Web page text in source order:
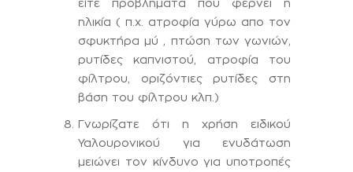
είτε προβληματα που φέρνει η
ηλικία ( π.χ. ατροφία γύρω απο τον
σφυκτήρα μύ , πτώση των γωνιών,
ρυτίδες καπνιστού, ατροφία του
φίλτρου, οριζόντιες ρυτίδες στη
βάση του φίλτρου κλπ.)
Γνωρίζατε ότι η χρήση ειδικού
Υαλουρονικού για ενυδάτωση
μειώνει τον κίνδυνο για υποτροπές